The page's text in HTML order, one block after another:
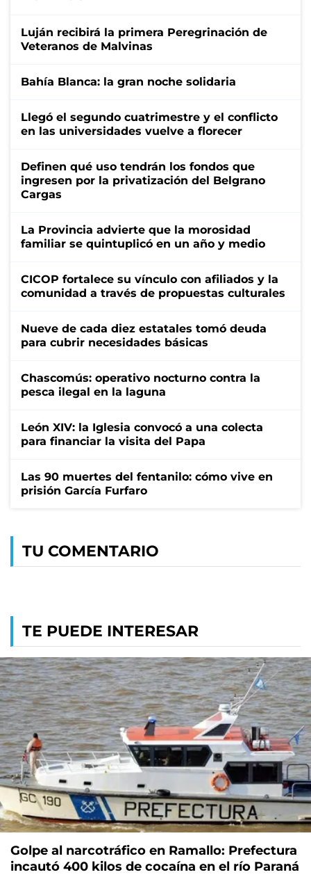
Luján recibirá la primera Peregrinación de
Veteranos de Malvinas
Bahía Blanca: la gran noche solidaria
Llegó el segundo cuatrimestre y el conflicto
en las universidades vuelve a florecer
Definen qué uso tendrán los fondos que
ingresen por la privatización del Belgrano
Cargas
La Provincia advierte que la morosidad
familiar se quintuplicó en un año y medio
CICOP fortalece su vínculo con afiliados y la
comunidad a través de propuestas culturales
Nueve de cada diez estatales tomó deuda
para cubrir necesidades básicas
Chascomús: operativo nocturno contra la
pesca ilegal en la laguna
León XIV: la Iglesia convocó a una colecta
para financiar la visita del Papa
Las 90 muertes del fentanilo: cómo vive en
prisión García Furfaro
TU COMENTARIO
TE PUEDE INTERESAR
Golpe al narcotráfico en Ramallo: Prefectura
incautó 400 kilos de cocaína en el río Paraná